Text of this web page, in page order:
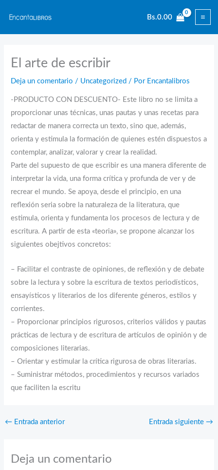
contenido
Bs.0.00
El arte de escribir
Deja un comentario / Uncategorized / Por Encantalibros
-PRODUCTO CON DESCUENTO- Este libro no se limita a
proporcionar unas técnicas, unas pautas y unas recetas para
redactar de manera correcta un texto, sino que, además,
orienta y estimula la formación de quienes estén dispuestos a
contemplar, analizar, valorar y crear la realidad.
Parte del supuesto de que escribir es una manera diferente de
interpretar la vida, una forma crítica y profunda de ver y de
recrear el mundo. Se apoya, desde el principio, en una
reflexión seria sobre la naturaleza de la literatura, que
estimula, orienta y fundamenta los procesos de lectura y de
escritura. A partir de esta «teoria», se propone alcanzar los
siguientes obejtivos concretos:
– Facilitar el contraste de opiniones, de reflexión y de debate
sobre la lectura y sobre la escritura de textos periodísticos,
ensayísticos y literarios de los diferente géneros, estilos y
corrientes.
– Proporcionar principios rigurosos, criterios válidos y pautas
prácticas de lectura y de escritura de artículos de opinión y de
composiciones literarias.
– Orientar y estimular la crítica rigurosa de obras literarias.
– Suministrar métodos, procedimientos y recursos variados
que faciliten la escritu
← Entrada anterior Entrada siguiente →
Deja un comentario